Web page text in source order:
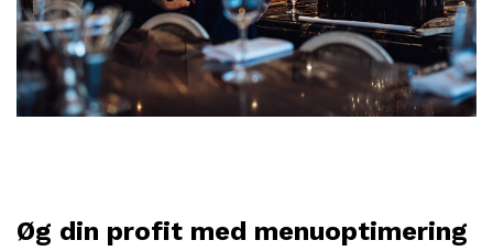
Øg din profit med menuoptimering